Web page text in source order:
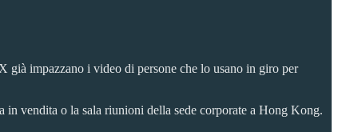
già impazzano i video di persone che lo usano in giro per
in vendita o la sala riunioni della sede corporate a Hong Kong.